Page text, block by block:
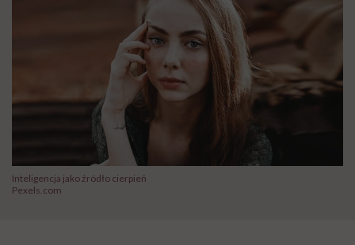
Inteligencja jako źródło cierpień
Pexels.com